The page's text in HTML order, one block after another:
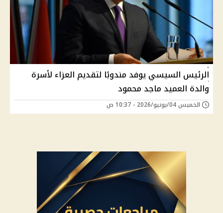
الرئيس السيسي يوفد مندوبًا لتقديم العزاء لأسرة
والدة العميد ماجد محمود
الخميس 04/يونيو/2026 - 10:37 ص